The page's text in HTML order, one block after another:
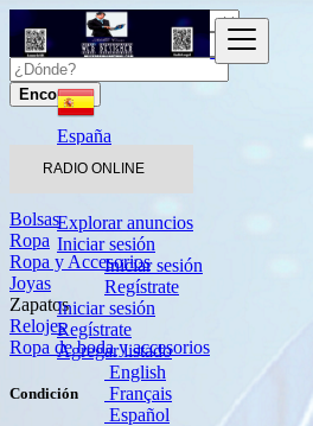
RADIO ONLINE
Explorar anuncios
Iniciar sesión
Iniciar sesión
Regístrate
Iniciar sesión
Regístrate
Agregar listado
English
Français
Español
Encontrar
España
Zapatos
Bolsas
Ropa
Ropa y Accesorios
Joyas
Zapatos
Relojes
Ropa de boda y accesorios
Condición